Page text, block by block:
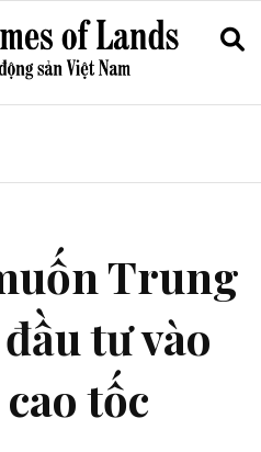
Trung
tư vào
tốc